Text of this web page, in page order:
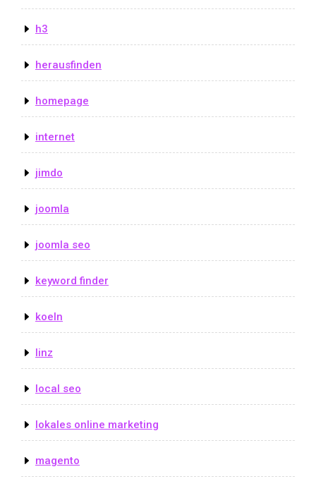
h3
herausfinden
homepage
internet
jimdo
joomla
joomla seo
keyword finder
koeln
linz
local seo
lokales online marketing
magento